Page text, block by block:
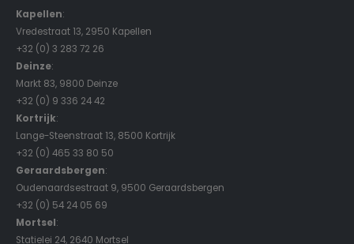
Kapellen:
Vredestraat 13, 2950 Kapellen
+32 (0) 3 283 72 26
Deinze:
Markt 83, 9800 Deinze
+32 (0) 9 336 24 42
Kortrijk:
Lange-Steenstraat 13, 8500 Kortrijk
+32 (0) 465 33 80 50
Geraardsbergen:
Oudenaardsestraat 9, 9500 Geraardsbergen
+32 (0) 54 24 05 69
Mortsel:
Statielei 24, 2640 Mortsel